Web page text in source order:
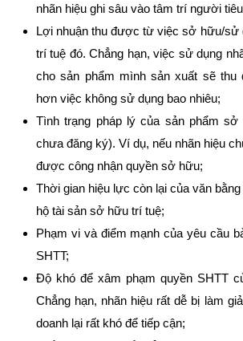
nhãn hiệu ghi sâu vào tâm trí người
Lợi nhuận thu được từ việc sở hữu/sử
trí tuệ đó. Chẳng hạn, việc sử dụng
cho sản phẩm mình sản xuất sẽ
hơn việc không sử dụng bao nhiêu;
Tình trạng pháp lý của sản phẩm
chưa đăng ký). Ví dụ, nếu nhãn hiệu
được công nhận quyền sở hữu;
Thời gian hiệu lực còn lại của văn
hộ tài sản sở hữu trí tuệ;
Phạm vi và điểm mạnh của yêu cầu
SHTT;
Độ khó để xâm phạm quyền SHTT
Chẳng hạn, nhãn hiệu rất dễ bị làm
doanh lại rất khó để tiếp cận;